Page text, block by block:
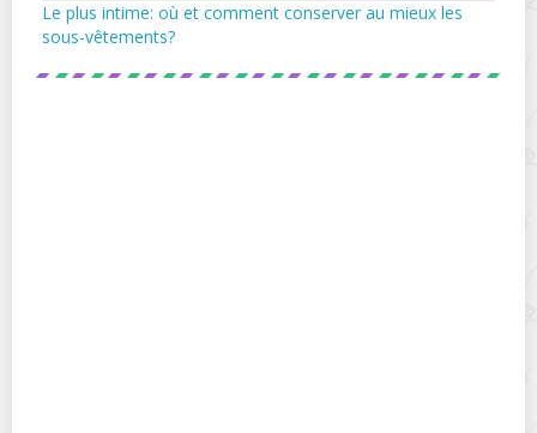
Le plus intime: où et comment conserver au mieux les
sous-vêtements?